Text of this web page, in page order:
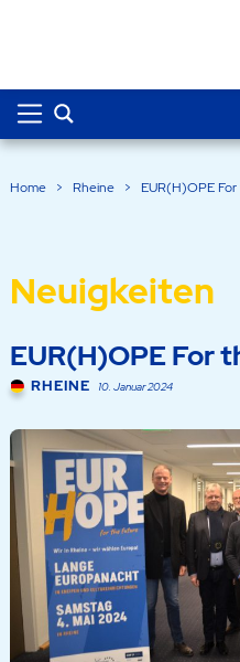
Home > Rheine > EUR(H)OPE
Neuigkeiten
EUR(H)OPE For
RHEINE 10. Januar 2024